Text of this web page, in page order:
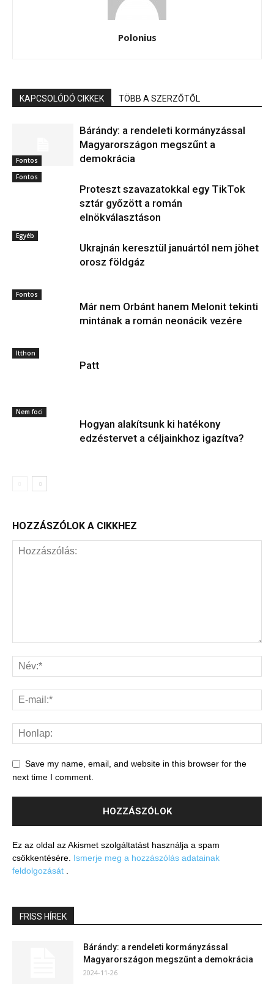
Polonius
KAPCSOLÓDÓ CIKKEK TÖBB A SZERZŐTŐL
Fontos
Bárándy: a rendeleti kormányzással
Magyarországon megszűnt a
demokrácia
Fontos
Proteszt szavazatokkal egy TikTok
sztár győzött a román
elnökválasztáson
Egyéb
Ukrajnán keresztül januártól nem jöhet
orosz földgáz
Fontos
Már nem Orbánt hanem Melonit tekinti
mintának a román neonácik vezére
Itthon
Patt
Nem foci
Hogyan alakítsunk ki hatékony
edzéstervet a céljainkhoz igazítva?
HOZZÁSZÓLOK A CIKKHEZ
Save my name, email, and website in this browser for the
next time I comment.
Ez az oldal az Akismet szolgáltatást használja a spam
csökkentésére. Ismerje meg a hozzászólás adatainak
feldolgozását
FRISS HÍREK
Bárándy: a rendeleti kormányzással
Magyarországon megszűnt a demokrácia
2024-11-26